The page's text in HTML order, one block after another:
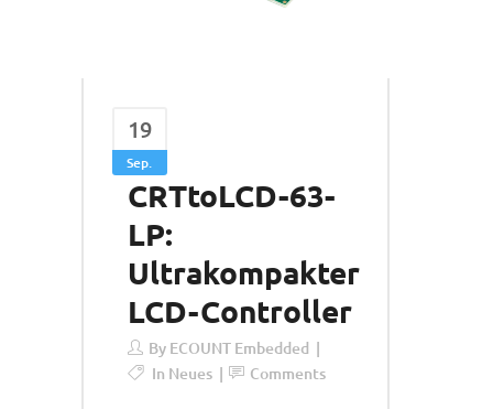
19
Sep.
CRTtoLCD-63-
LP:
Ultrakompakter
LCD-Controller
By ECOUNT Embedded
In Neues Comments